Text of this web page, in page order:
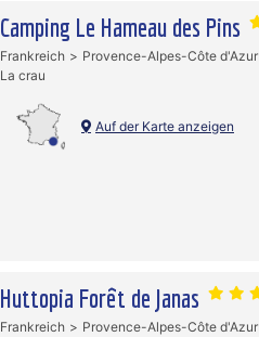
Camping Le Hameau des Pins
Frankreich Provence-Alpes-Côte d'Azur
La crau
Auf der Karte anzeigen
Huttopia Forêt de Janas
Frankreich Provence-Alpes-Côte d'Azur